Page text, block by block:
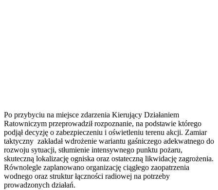
Po przybyciu na miejsce zdarzenia Kierujący Działaniem
Ratowniczym przeprowadził rozpoznanie, na podstawie którego
podjął decyzję o zabezpieczeniu i oświetleniu terenu akcji. Zamiar
taktyczny zakładał wdrożenie wariantu gaśniczego adekwatnego do
rozwoju sytuacji, stłumienie intensywnego punktu pożaru,
skuteczną lokalizację ogniska oraz ostateczną likwidację zagrożenia.
Równolegle zaplanowano organizację ciągłego zaopatrzenia
wodnego oraz struktur łączności radiowej na potrzeby
prowadzonych działań.